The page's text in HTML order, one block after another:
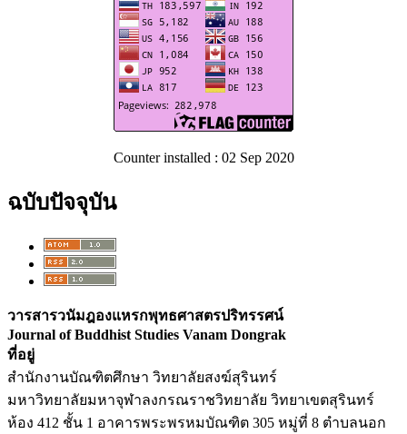
Counter installed : 02 Sep 2020
ฉบับปัจจุบัน
วารสารวนัมฎองแหรกพุทธศาสตรปริทรรศน์
Journal of Buddhist Studies Vanam Dongrak
ที่อยู่
สำนักงานบัณฑิตศึกษา วิทยาลัยสงฆ์สุรินทร์
มหาวิทยาลัยมหาจุฬาลงกรณราชวิทยาลัย วิทยาเขตสุรินทร์
ห้อง 412 ชั้น 1 อาคารพระพรหมบัณฑิต 305 หมู่ที่ 8 ตำบลนอก